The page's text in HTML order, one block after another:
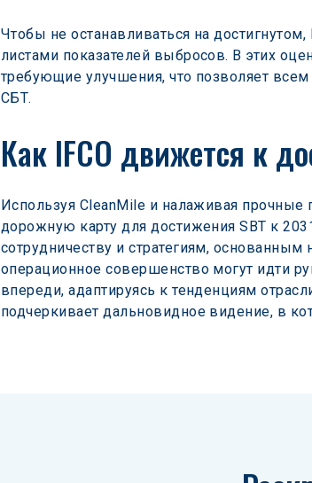
Чтобы не останавливаться на
листами показателей выбросов. В этих
требующие улучшения, что позволяет
СБТ.
Как IFCO движется к
Используя CleanMile и налаживая прочные
дорожную карту для достижения SBT к
сотрудничеству и стратегиям,
операционное совершенство могут идти
впереди, адаптируясь к тенденциям
подчеркивает дальновидное видение, в